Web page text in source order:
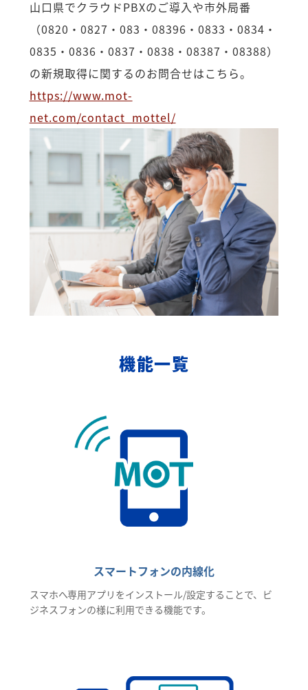
山口県でクラウドPBXのご導入や市外局番
（0820・0827・083・08396・0833・0834・
0835・0836・0837・0838・08387・08388）
の新規取得に関するのお問合せはこちら。
https://www.mot-
net.com/contact_mottel/
機能一覧
スマートフォンの内線化
スマホへ専用アプリをインストール/設定することで、ビ
ジネスフォンの様に利用できる機能です。